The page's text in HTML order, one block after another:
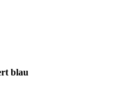
blau